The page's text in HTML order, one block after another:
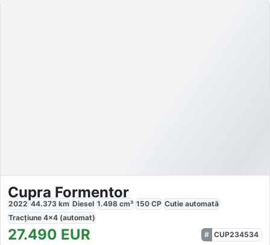
Cupra Formentor
2022 44.373 km Diesel 1.498 cm³ 150 CP Cutie automată
Tracțiune 4x4 (automat)
27.490 EUR
CUP234534